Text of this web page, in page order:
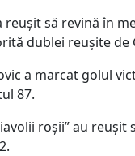
să revină în
dublei reușite de
a marcat golul
87.
roșii” au reușit